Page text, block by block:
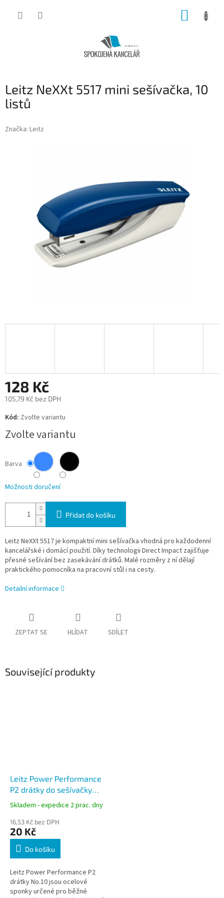
Leitz NeXXt 5517 mini sešívačka, 10
listů
Značka: Leitz
128 Kč
105,79 Kč bez DPH
Měrná
cena:
Kód: Zvolte variantu
Zvolte variantu
Barva
Možnosti doručení
Přidat do košíku
Leitz NeXXt 5517 je kompaktní mini sešívačka vhodná pro každodenní
kancelářské i domácí použití. Díky technologii Direct Impact zajišťuje
přesné sešívání bez zasekávání drátků. Malé rozměry z ní dělají
praktického pomocníka na pracovní stůl i na cesty.
Detailní informace
ZEPTAT SE HLÍDAT SDÍLET
Související produkty
Leitz Power Performance
P2 drátky do sešívačky
No.10
Skladem - expedice 2 prac. dny
16,53 Kč bez DPH
20 Kč
Do košíku
Leitz Power Performance P2
drátky No.10 jsou ocelové
sponky určené pro běžné